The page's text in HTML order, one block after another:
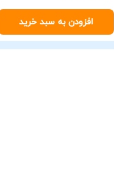
افزودن به سبد خرید